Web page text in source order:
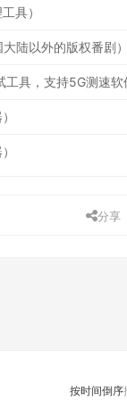
具）
陆以外的版权番剧）
具，支持5G测速软
分享
按时间倒序